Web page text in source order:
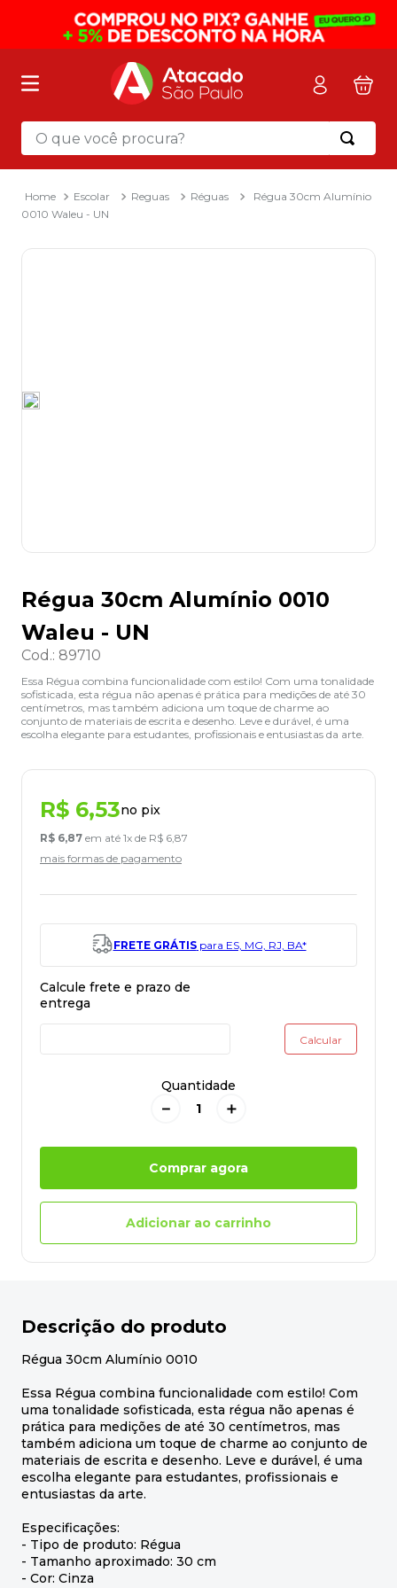
O que você procura?
Escolar Reguas Réguas
Régua 30cm Alumínio
0010 Waleu - UN
Régua 30cm Alumínio 0010
Waleu - UN
Cod.: 89710
Essa Régua combina funcionalidade com estilo! Com uma tonalidade
sofisticada, esta régua não apenas é prática para medições de até 30
centímetros, mas também adiciona um toque de charme ao
conjunto de materiais de escrita e desenho. Leve e durável, é uma
escolha elegante para estudantes, profissionais e entusiastas da arte.
R$ 6,53no pix
R$ 6,87 em até 1x de R$ 6,87
mais formas de pagamento
FRETE GRÁTISpara ES, MG, RJ, BA*
Quantidade
＋
－
Comprar agora
Adicionar ao carrinho
Descrição do produto
Régua 30cm Alumínio 0010
Essa Régua combina funcionalidade com estilo! Com
uma tonalidade sofisticada, esta régua não apenas é
prática para medições de até 30 centímetros, mas
também adiciona um toque de charme ao conjunto de
materiais de escrita e desenho. Leve e durável, é uma
escolha elegante para estudantes, profissionais e
entusiastas da arte.
Especificações:
- Tipo de produto: Régua
- Tamanho aproximado: 30 cm
- Cor: Cinza
Termos mais buscados
mochila
2 sacola
3º mala
8